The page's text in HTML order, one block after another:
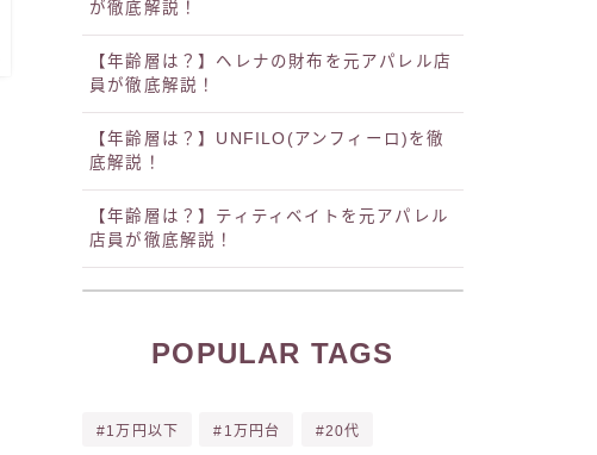
が徹底解説！
【年齢層は？】ヘレナの財布を元アパレル店
員が徹底解説！
【年齢層は？】UNFILO(アンフィーロ)を徹
底解説！
【年齢層は？】ティティベイトを元アパレル
店員が徹底解説！
POPULAR TAGS
1万円以下 1万円台 20代